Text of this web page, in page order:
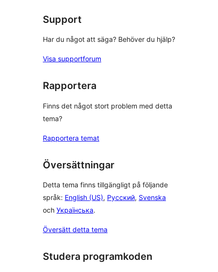
Support
Har du något att säga? Behöver du hjälp?
Visa supportforum
Rapportera
Finns det något stort problem med detta
tema?
Rapportera temat
Översättningar
Detta tema finns tillgängligt på följande
språk: English (US), Русский, Svenska
och Українська.
Översätt detta tema
Studera programkoden